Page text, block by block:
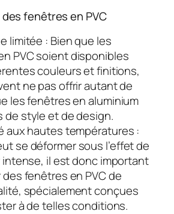
fenêtres en PVC
limitée : Bien que les
PVC soient disponibles
couleurs et finitions,
ne pas offrir autant de
les fenêtres en aluminium
de style et de design.
aux hautes températures :
se déformer sous l’effet de
intense, il est donc important
fenêtres en PVC de
spécialement conçues
à de telles conditions.